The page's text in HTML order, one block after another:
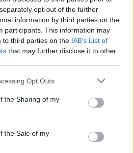
opt-out of the further
information by third parties on the
participants. This information may
to third parties on the IAB’s List of
that may further disclose it to other
Opt Outs
the Sharing of my
the Sale of my
συνεργασίας τους μέχρι το
2028
τον ΟΤΕ στη διεθνή σειρά δεικτών
το Αρχαίο Θέατρο Επιδαύρου άνοιξε τις